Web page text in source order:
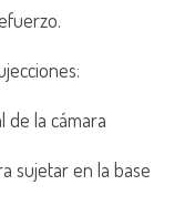
de la cámara
sujetar en la base